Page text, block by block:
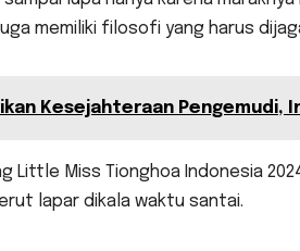
memiliki filosofi yang harus
Kesejahteraan Pengemudi,
Little Miss Tionghoa Indonesia
lapar dikala waktu santai.